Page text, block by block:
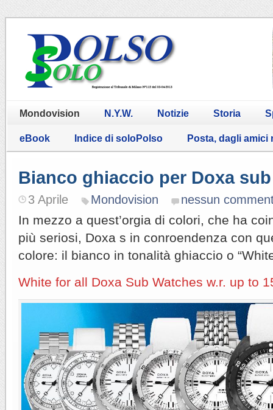
Mondovision N.Y.W. Notizie Storia
eBook Indice di soloPolso Posta, dagli amici
Bianco ghiaccio per Doxa sub
3 Aprile Mondovision nessun
In mezzo a quest’orgia di colori, che ha
più seriosi, Doxa s in conroendenza con
colore: il bianco in tonalità ghiaccio o
White for all Doxa Sub Watches w.r. up to